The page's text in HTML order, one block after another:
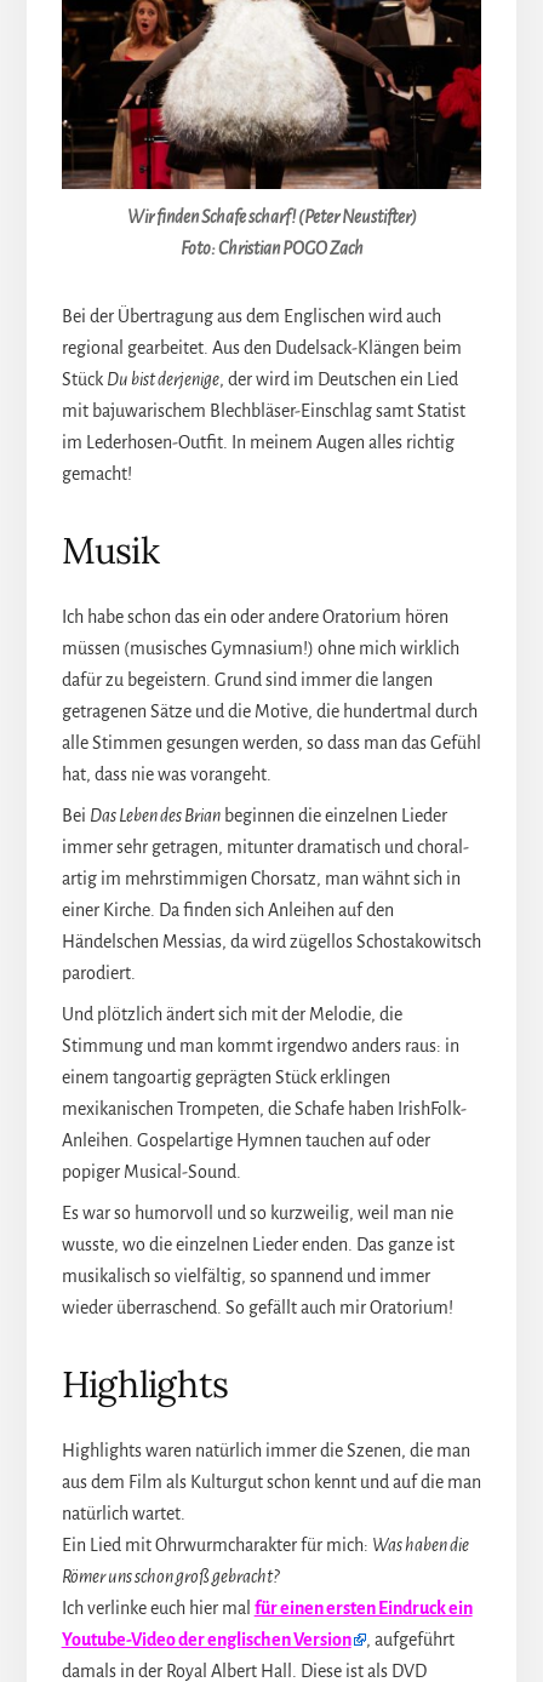
Wir finden Schafe scharf! (Peter Neustifter)
Foto: Christian POGO Zach
Bei der Übertragung aus dem Englischen wird auch
regional gearbeitet. Aus den Dudelsack-Klängen beim
Stück Du bist derjenige, der wird im Deutschen ein Lied
mit bajuwarischem Blechbläser-Einschlag samt Statist
im Lederhosen-Outfit. In meinem Augen alles richtig
gemacht!
Musik
Ich habe schon das ein oder andere Oratorium hören
müssen (musisches Gymnasium!) ohne mich wirklich
dafür zu begeistern. Grund sind immer die langen
getragenen Sätze und die Motive, die hundertmal durch
alle Stimmen gesungen werden, so dass man das Gefühl
hat, dass nie was vorangeht.
Bei Das Leben des Brianbeginnen die einzelnen Lieder
immer sehr getragen, mitunter dramatisch und choral-
artig im mehrstimmigen Chorsatz, man wähnt sich in
einer Kirche. Da finden sich Anleihen auf den
Händelschen Messias, da wird zügellos Schostakowitsch
parodiert.
Und plötzlich ändert sich mit der Melodie, die
Stimmung und man kommt irgendwo anders raus: in
einem tangoartig geprägten Stück erklingen
mexikanischen Trompeten, die Schafe haben IrishFolk-
Anleihen. Gospelartige Hymnen tauchen auf oder
popiger Musical-Sound.
Es war so humorvoll und so kurzweilig, weil man nie
wusste, wo die einzelnen Lieder enden. Das ganze ist
musikalisch so vielfältig, so spannend und immer
wieder überraschend. So gefällt auch mir Oratorium!
Highlights
Highlights waren natürlich immer die Szenen, die man
aus dem Film als Kulturgut schon kennt und auf die man
natürlich wartet.
Ein Lied mit Ohrwurmcharakter für mich: Was haben die
Römer uns schon groß gebracht?
Ich verlinke euch hier mal für einen ersten Eindruck ein
Youtube-Video der englischen Version
, aufgeführt
damals in der Royal Albert Hall. Diese ist als DVD